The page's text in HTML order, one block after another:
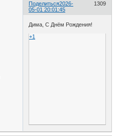
Поделиться 1309
2026-
05-01 20:01:45
Дима, С Днём Рождения!
+1